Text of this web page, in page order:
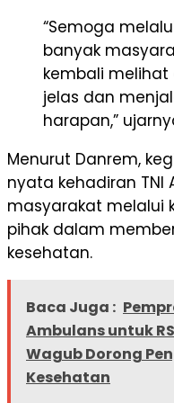
“Semoga
banyak
kembali
jelas dan
harapan,”
Menurut Danrem,
nyata kehadiran
masyarakat melalui
pihak dalam
kesehatan.
Baca Juga :
Ambulans untuk
Wagub Dorong
Kesehatan